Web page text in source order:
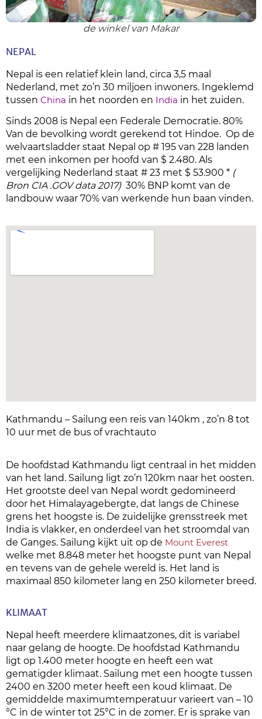
de winkel van Makar
NEPAL
Nepal is een relatief klein land, circa 3,5 maal
Nederland, met zo’n 30 miljoen inwoners. Ingeklemd
tussen China in het noorden en India in het zuiden.
Sinds 2008 is Nepal een Federale Democratie. 80%
Van de bevolking wordt gerekend tot Hindoe. Op de
welvaartsladder staat Nepal op # 195 van 228 landen
met een inkomen per hoofd van $ 2.480. Als
vergelijking Nederland staat # 23 met $ 53.900 * (
Bron CIA .GOV data 2017) 30% BNP komt van de
landbouw waar 70% van werkende hun baan vinden.
Kathmandu – Sailung een reis van 140km , zo’n 8 tot
10 uur met de bus of vrachtauto
De hoofdstad Kathmandu ligt centraal in het midden
van het land. Sailung ligt zo’n 120km naar het oosten.
Het grootste deel van Nepal wordt gedomineerd
door het Himalayagebergte, dat langs de Chinese
grens het hoogste is. De zuidelijke grensstreek met
India is vlakker, en onderdeel van het stroomdal van
de Ganges. Sailung kijkt uit op de Mount Everest
welke met 8.848 meter het hoogste punt van Nepal
en tevens van de gehele wereld is. Het land is
maximaal 850 kilometer lang en 250 kilometer breed.
KLIMAAT
Nepal heeft meerdere klimaatzones, dit is variabel
naar gelang de hoogte. De hoofdstad Kathmandu
ligt op 1.400 meter hoogte en heeft een wat
gematigder klimaat. Sailung met een hoogte tussen
2400 en 3200 meter heeft een koud klimaat. De
gemiddelde maximumtemperatuur varieert van – 10
°C in de winter tot 25°C in de zomer. Er is sprake van